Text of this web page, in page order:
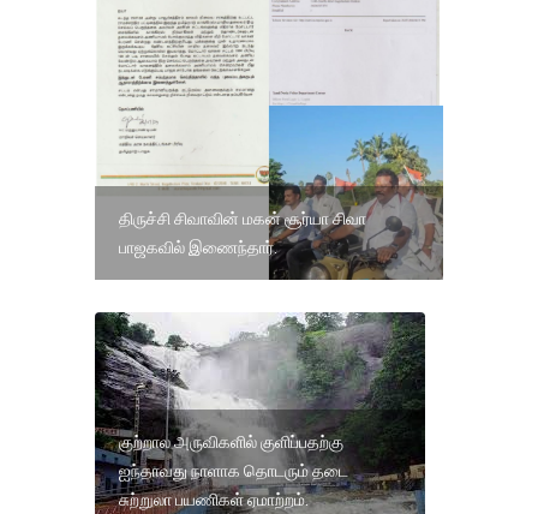
திருச்சி சிவாவின் மகன் சூர்யா சிவா
பாஜகவில் இணைந்தார்.
குற்றால அருவிகளில் குளிப்பதற்கு
ஐந்தாவது நாளாக தொடரும் தடை
சுற்றுலா பயணிகள் ஏமாற்றம்.